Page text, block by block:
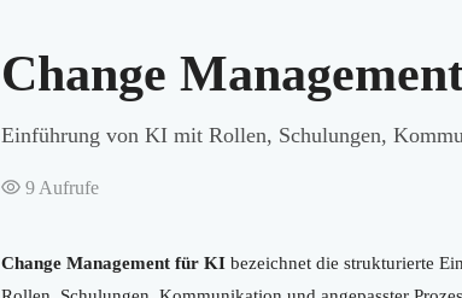
Change
Einführung von KI mit Rollen, Schulungen,
9 Aufrufe
Change Management für KI bezeichnet die strukturierte